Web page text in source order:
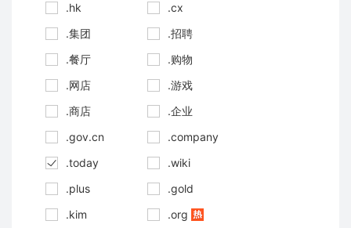
.hk
.cx
.集团
.招聘
.餐厅
.购物
.网店
.游戏
.商店
.企业
.gov.cn
.company
.today
.wiki
.plus
.gold
.kim
.org